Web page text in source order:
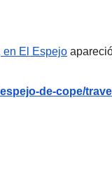
en El Espejo
de-cope/